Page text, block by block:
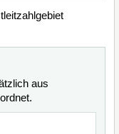
aus